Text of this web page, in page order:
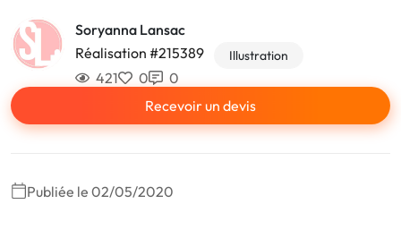
Soryanna Lansac
Réalisation #215389
Illustration
421 0
0
Recevoir un devis
Publiée le 02/05/2020